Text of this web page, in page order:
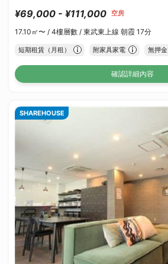
¥69,000 - ¥111,000 空房
17.10㎡〜 / 4樓層數 / 東武東上線 朝霞 17分
短期租賃（月租） 附家具家電 無押金
確認詳細內容
SHAREHOUSE